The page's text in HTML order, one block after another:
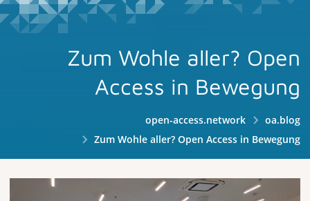
Zum Wohle aller? Open
Access in Bewegung
open-access.network
oa.blog
Zum Wohle aller? Open Access in Bewegung